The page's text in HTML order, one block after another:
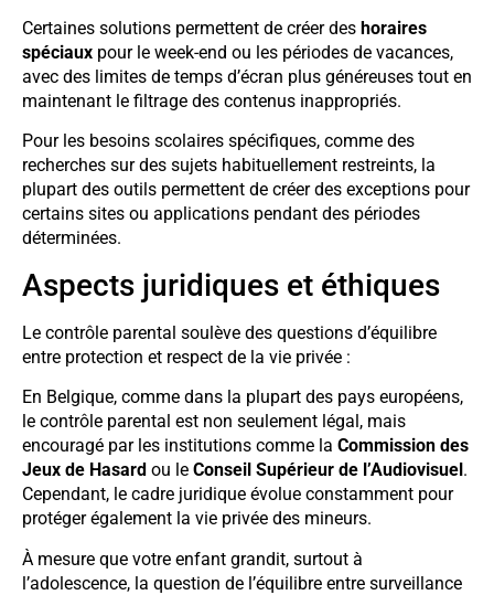
Certaines solutions permettent de créer des horaires
spéciaux pour le week-end ou les périodes de vacances,
avec des limites de temps d’écran plus généreuses tout en
maintenant le filtrage des contenus inappropriés.
Pour les besoins scolaires spécifiques, comme des
recherches sur des sujets habituellement restreints, la
plupart des outils permettent de créer des exceptions pour
certains sites ou applications pendant des périodes
déterminées.
Aspects juridiques et éthiques
Le contrôle parental soulève des questions d’équilibre
entre protection et respect de la vie privée :
En Belgique, comme dans la plupart des pays européens,
le contrôle parental est non seulement légal, mais
encouragé par les institutions comme la Commission des
Jeux de Hasard ou le Conseil Supérieur de l’Audiovisuel .
Cependant, le cadre juridique évolue constamment pour
protéger également la vie privée des mineurs.
À mesure que votre enfant grandit, surtout à
l’adolescence, la question de l’équilibre entre surveillance